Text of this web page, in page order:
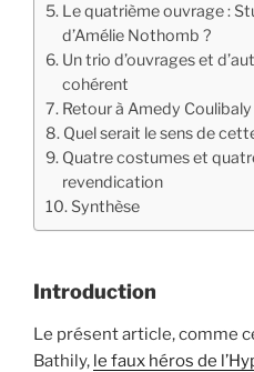
Le quatrième ouvrage :
d’Amélie Nothomb ?
Un trio d’ouvrages et
cohérent
Retour à Amedy Coulibaly
Quel serait le sens de
Quatre costumes et
revendication
Synthèse
Introduction
Le présent article, comme
Bathily, le faux héros de